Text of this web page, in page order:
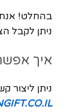
בהחלט!
ניתן לקבל
איך
ניתן ליצור